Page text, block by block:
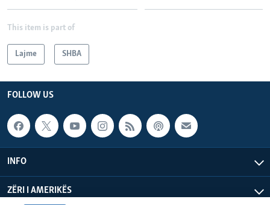
This item is part of
Lajme SHBA
FOLLOW US
INFO
ZËRI I AMERIKËS